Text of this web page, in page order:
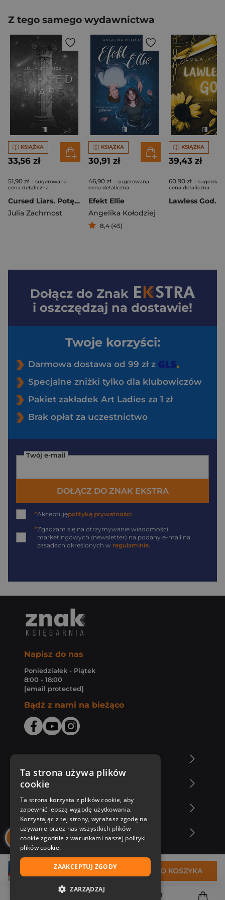
34,99 zł DO KOSZYKA
Z tego samego wydawnictwa
KSIĄŻKA
33,56 zł
51,90 zł - sugerowana
cena detaliczna
Cursed Liars. Potępienie Tom 3
Julia Zachmost
KSIĄŻKA
30,91 zł
46,90 zł - sugerowana
cena detaliczna
Efekt Ellie
Angelika Kołodziej
8,4 (45)
KSIĄŻKA
39,43 zł
60,90 zł -
cena detaliczna
Dołącz do Znak
i oszczędzaj na dostawie!
Twoje korzyści:
Darmowa dostawa od 99 zł z
Specjalne zniżki tylko dla klubowiczów
Pakiet zakładek Art Ladies za 1 zł
Brak opłat za uczestnictwo
Twój e-mail
DOŁĄCZ DO ZNAK EKSTRA
*Akceptujępolitykę prywatności
*Zgadzam się na otrzymywanie wiadomości
marketingowych (newsletter) na podany e-mail na
zasadach określonych w regulaminie
Napisz do nas
Poniedziałek - Piątek
8:00 - 18:00
[email protected]
Bądź z nami na bieżąco
Zakupy u nas
Nasza oferta
Nasi autorzy
Ta strona używa plików
cookie
Ta strona korzysta z plików cookie, aby
zapewnić lepszą wygodę użytkowania.
Korzystając z tej strony, wyrażasz zgodę na
używanie przez nas wszystkich plików
cookie zgodnie z warunkami naszej polityki
plików cookie.
ZAAKCEPTUJ ZGODY
ZARZĄDZAJ